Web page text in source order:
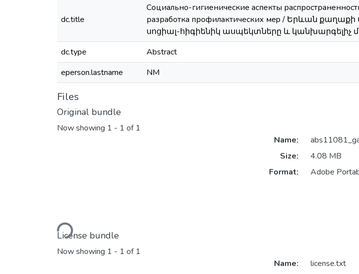
dc.title
Социально-гигиенические аспекты
разработка профилактических мep / Երևան
սոցիալ-հիգիենիկ ասպեկտները և կանխարգելիչ
dc.type
Abstract
eperson.lastname
NM
Files
Original bundle
Now showing 1 - 1 of 1
Loading...
Name:
Size:
4.08 MB
Format:
Adobe
License bundle
Now showing 1 - 1 of 1
Name:
license.txt